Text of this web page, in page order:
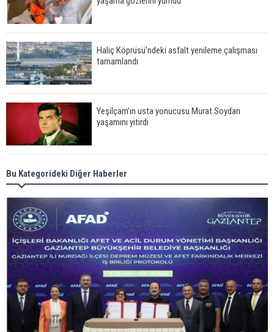
Haliç Köprüsü'ndeki asfalt yenileme çalışması
tamamlandı
Yeşilçam'ın usta yonucusu Murat Soydan
yaşamını yitirdi
Meral Akşener ile Müsavat Dervişoğlu cenazede
görüntülendi
29 Mayıs okullar tatil mi?
Bilim kurgu gerçekleşiyor... Dondurulmuş
insanları hayata döndürecek keşif
Bu Kategorideki Diğer Haberler